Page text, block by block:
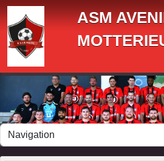
ASM
Panneau de gestion des cookies